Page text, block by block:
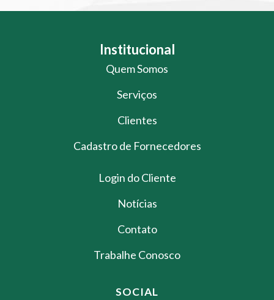
Institucional
Quem Somos
Serviços
Clientes
Cadastro de Fornecedores
Login do Cliente
Notícias
Contato
Trabalhe Conosco
SOCIAL